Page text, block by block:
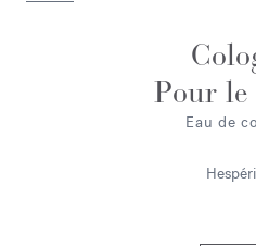
Pour
Eau de